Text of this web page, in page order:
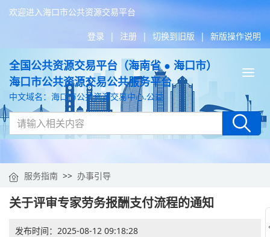
欢迎进入海口市公共资源交易平台
登录 | 注册 | 切换到旧版 | 新版操作说明
全国公共资源交易平台（海南省 ● 海口市）
海口市公共资源交易公共服务平台
中文域名：海口市公共资源交易中心.公益
服务指南 >> 办事引导
关于评审专家劳务报酬支付流程的通知
发布时间： 2025-08-12 09:18:28